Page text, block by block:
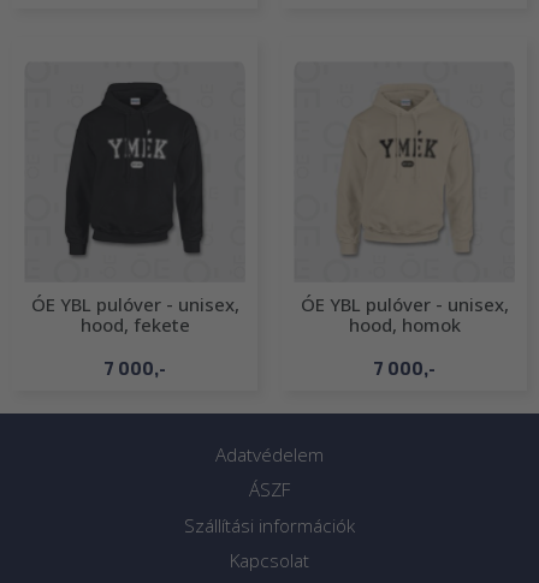
7 000,-
ÓE YBL pulóver - unisex,
hood, fekete
7 000,-
ÓE YBL pulóver - unisex,
hood, homok
Adatvédelem
ÁSZF
Szállítási információk
Kapcsolat